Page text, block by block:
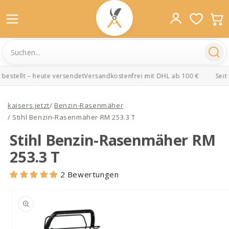
Inhalt
– heute versendetVersandkostenfrei mit DHL ab 100 € Seit
kaisers.jetzt/ Benzin-Rasenmäher
/ Stihl Benzin-Rasenmäher RM 253.3 T
Stihl Benzin-Rasenmäher RM
253.3 T
2 Bewertungen